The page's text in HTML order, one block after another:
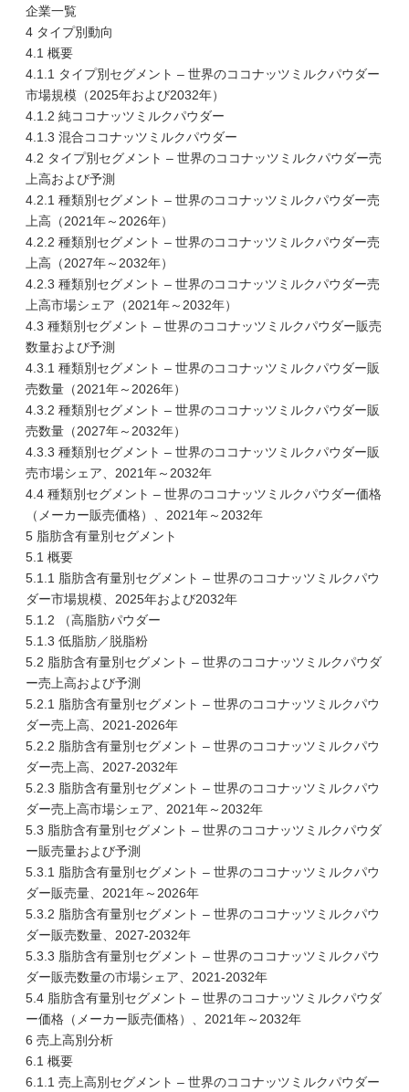
企業一覧
4 タイプ別動向
4.1 概要
4.1.1 タイプ別セグメント – 世界のココナッツミルクパウダー
市場規模（2025年および2032年）
4.1.2 純ココナッツミルクパウダー
4.1.3 混合ココナッツミルクパウダー
4.2 タイプ別セグメント – 世界のココナッツミルクパウダー売
上高および予測
4.2.1 種類別セグメント – 世界のココナッツミルクパウダー売
上高（2021年～2026年）
4.2.2 種類別セグメント – 世界のココナッツミルクパウダー売
上高（2027年～2032年）
4.2.3 種類別セグメント – 世界のココナッツミルクパウダー売
上高市場シェア（2021年～2032年）
4.3 種類別セグメント – 世界のココナッツミルクパウダー販売
数量および予測
4.3.1 種類別セグメント – 世界のココナッツミルクパウダー販
売数量（2021年～2026年）
4.3.2 種類別セグメント – 世界のココナッツミルクパウダー販
売数量（2027年～2032年）
4.3.3 種類別セグメント – 世界のココナッツミルクパウダー販
売市場シェア、2021年～2032年
4.4 種類別セグメント – 世界のココナッツミルクパウダー価格
（メーカー販売価格）、2021年～2032年
5 脂肪含有量別セグメント
5.1 概要
5.1.1 脂肪含有量別セグメント – 世界のココナッツミルクパウ
ダー市場規模、2025年および2032年
5.1.2 （高脂肪パウダー
5.1.3 低脂肪／脱脂粉
5.2 脂肪含有量別セグメント – 世界のココナッツミルクパウダ
ー売上高および予測
5.2.1 脂肪含有量別セグメント – 世界のココナッツミルクパウ
ダー売上高、2021-2026年
5.2.2 脂肪含有量別セグメント – 世界のココナッツミルクパウ
ダー売上高、2027-2032年
5.2.3 脂肪含有量別セグメント – 世界のココナッツミルクパウ
ダー売上高市場シェア、2021年～2032年
5.3 脂肪含有量別セグメント – 世界のココナッツミルクパウダ
ー販売量および予測
5.3.1 脂肪含有量別セグメント – 世界のココナッツミルクパウ
ダー販売量、2021年～2026年
5.3.2 脂肪含有量別セグメント – 世界のココナッツミルクパウ
ダー販売数量、2027-2032年
5.3.3 脂肪含有量別セグメント – 世界のココナッツミルクパウ
ダー販売数量の市場シェア、2021-2032年
5.4 脂肪含有量別セグメント – 世界のココナッツミルクパウダ
ー価格（メーカー販売価格）、2021年～2032年
6 売上高別分析
6.1 概要
6.1.1 売上高別セグメント – 世界のココナッツミルクパウダー